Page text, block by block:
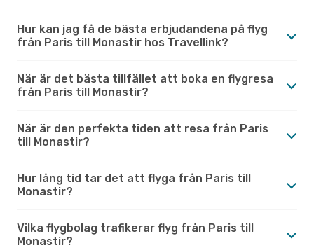
Hur kan jag få de bästa erbjudandena på flyg
från Paris till Monastir hos Travellink?
När är det bästa tillfället att boka en flygresa
från Paris till Monastir?
När är den perfekta tiden att resa från Paris
till Monastir?
Hur lång tid tar det att flyga från Paris till
Monastir?
Vilka flygbolag trafikerar flyg från Paris till
Monastir?